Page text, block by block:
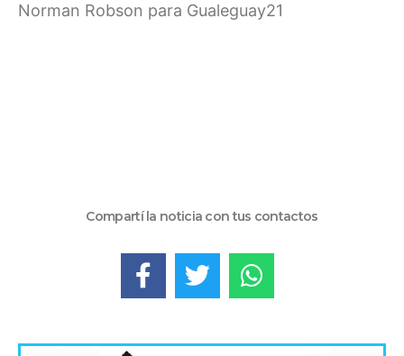
Norman Robson para Gualeguay21
Compartí la noticia con tus contactos